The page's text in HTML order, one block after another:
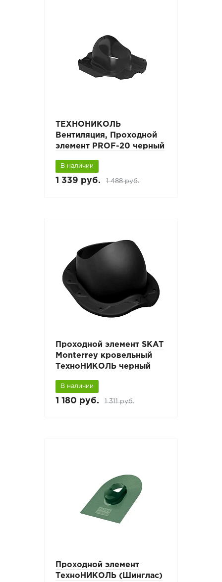
ТЕХНОНИКОЛЬ
Вентиляция, Проходной
элемент PROF-20 черный
В наличии
1 339 руб. 1 488 руб.
Проходной элемент SKAT
Monterrey кровельный
ТехноНИКОЛЬ черный
В наличии
1 180 руб. 1 311 руб.
Проходной элемент
ТехноНИКОЛЬ (Шинглас)